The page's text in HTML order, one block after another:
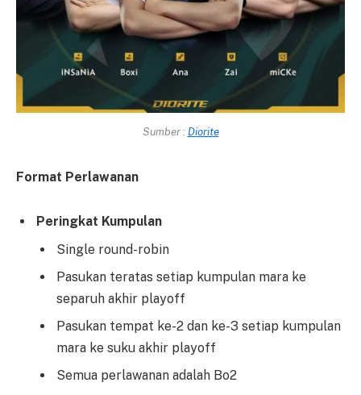
Sumber : Diorite
Format Perlawanan
Peringkat Kumpulan
Single round-robin
Pasukan teratas setiap kumpulan mara ke
separuh akhir playoff
Pasukan tempat ke-2 dan ke-3 setiap kumpulan
mara ke suku akhir playoff
Semua perlawanan adalah Bo2